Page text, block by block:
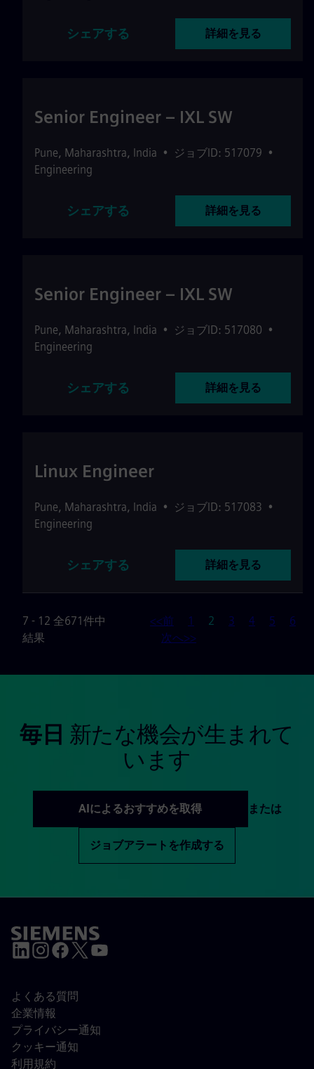
シェアする 詳細を見る
Senior Engineer – IXL SW
Pune, Maharashtra, India • ジョブID: 517079 •
Engineering
シェアする 詳細を見る
Senior Engineer – IXL SW
Pune, Maharashtra, India • ジョブID: 517080 •
Engineering
シェアする 詳細を見る
Linux Engineer
Pune, Maharashtra, India • ジョブID: 517083 •
Engineering
シェアする 詳細を見る
7 - 12 全671件中
結果
<<前 1 ページ
2 3 4 5
6
次へ>>
毎日 新たな機会が生まれて
います
AIによるおすすめを取得 または
ジョブアラートを作成する
よくある質問
企業情報
プライバシー通知
クッキー通知
利用規約